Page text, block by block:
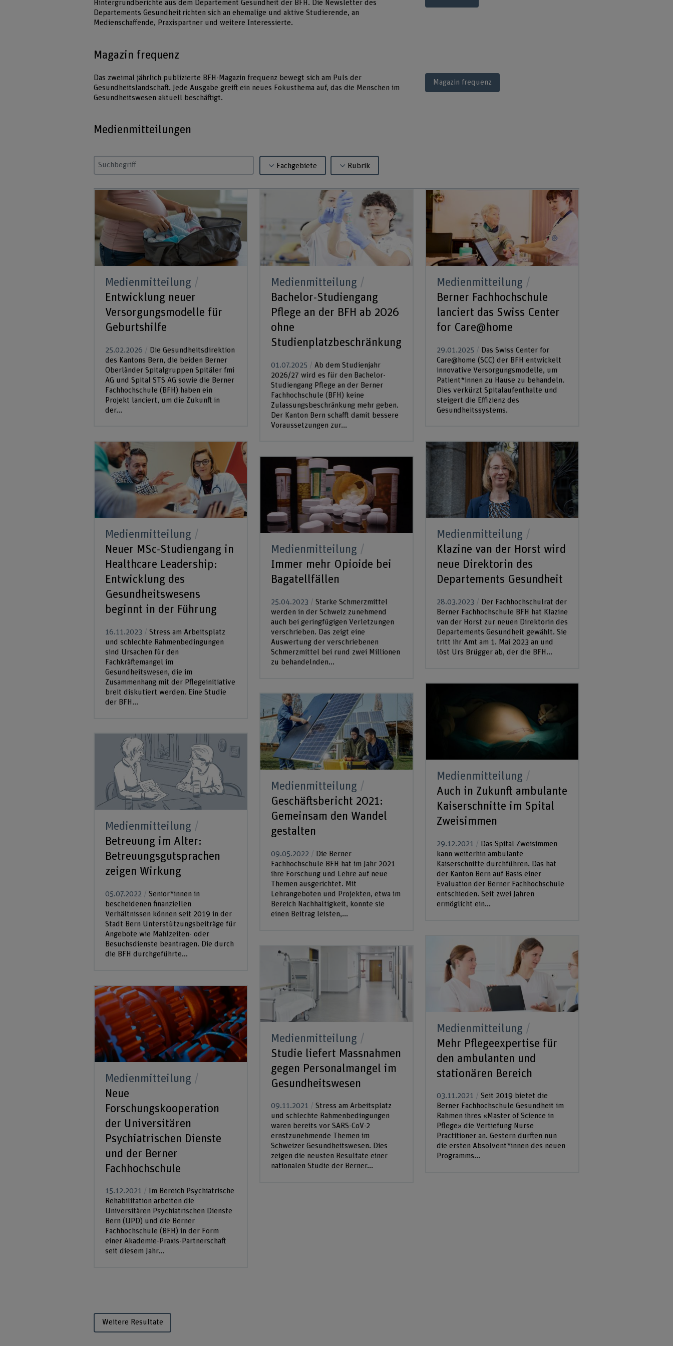
Hintergrundberichte aus dem Departement Gesundheit der BFH. Die Newsletter des
Departements Gesundheit richten sich an ehemalige und aktive Studierende, an
Medienschaffende, Praxispartner und weitere Interessierte.
Magazin frequenz
Das zweimal jährlich publizierte BFH-Magazin frequenz bewegt sich am Puls der
Gesundheitslandschaft. Jede Ausgabe greift ein neues Fokusthema auf, das die Menschen im
Gesundheitswesen aktuell beschäftigt.
Magazin frequenz
Medienmitteilungen
Suchbegriff eingeben Fachgebiete Rubrik
Medienmitteilung
Entwicklung neuer
Versorgungsmodelle für
Geburtshilfe
25.02.2026
Die Gesundheitsdirektion
des Kantons Bern, die beiden Berner
Oberländer Spitalgruppen Spitäler fmi
AG und Spital STS AG sowie die Berner
Fachhochschule (BFH) haben ein
Projekt lanciert, um die Zukunft in
der...
Medienmitteilung
Neuer MSc-Studiengang in
Healthcare Leadership:
Entwicklung des
Gesundheitswesens
beginnt in der Führung
16.11.2023
Stress am Arbeitsplatz
und schlechte Rahmenbedingungen
sind Ursachen für den
Fachkräftemangel im
Gesundheitswesen, die im
Zusammenhang mit der Pflegeinitiative
breit diskutiert werden. Eine Studie
der BFH...
Medienmitteilung
Betreuung im Alter:
Betreuungsgutsprachen
zeigen Wirkung
05.07.2022
Senior*innen in
bescheidenen finanziellen
Verhältnissen können seit 2019 in der
Stadt Bern Unterstützungsbeiträge für
Angebote wie Mahlzeiten- oder
Besuchsdienste beantragen. Die durch
die BFH durchgeführte...
Medienmitteilung
Neue
Forschungskooperation
der Universitären
Psychiatrischen Dienste
und der Berner
Fachhochschule
15.12.2021
Im Bereich Psychiatrische
Rehabilitation arbeiten die
Universitären Psychiatrischen Dienste
Bern (UPD) und die Berner
Fachhochschule (BFH) in der Form
einer Akademie-Praxis-Partnerschaft
seit diesem Jahr...
Medienmitteilung
Bachelor-Studiengang
Pflege an der BFH ab 2026
ohne
Studienplatzbeschränkung
01.07.2025
Ab dem Studienjahr
2026/27 wird es für den Bachelor-
Studiengang Pflege an der Berner
Fachhochschule (BFH) keine
Zulassungsbeschränkung mehr geben.
Der Kanton Bern schafft damit bessere
Voraussetzungen zur...
Medienmitteilung
Immer mehr Opioide bei
Bagatellfällen
25.04.2023
Starke Schmerzmittel
werden in der Schweiz zunehmend
auch bei geringfügigen Verletzungen
verschrieben. Das zeigt eine
Auswertung der verschriebenen
Schmerzmittel bei rund zwei Millionen
zu behandelnden...
Medienmitteilung
Geschäftsbericht 2021:
Gemeinsam den Wandel
gestalten
09.05.2022
Die Berner
Fachhochschule BFH hat im Jahr 2021
ihre Forschung und Lehre auf neue
Themen ausgerichtet. Mit
Lehrangeboten und Projekten, etwa im
Bereich Nachhaltigkeit, konnte sie
einen Beitrag leisten,...
Medienmitteilung
Studie liefert Massnahmen
gegen Personalmangel im
Gesundheitswesen
09.11.2021
Stress am Arbeitsplatz
und schlechte Rahmenbedingungen
waren bereits vor SARS-CoV-2
ernstzunehmende Themen im
Schweizer Gesundheitswesen. Dies
zeigen die neusten Resultate einer
nationalen Studie der Berner...
Medienmitteilung
Berner Fachhochschule
lanciert das Swiss Center
for Care@home
29.01.2025
Das Swiss Center for
Care@home (SCC) der BFH entwickelt
innovative Versorgungsmodelle, um
Patient*innen zu Hause zu behandeln.
Dies verkürzt Spitalaufenthalte und
steigert die Effizienz des
Gesundheitssystems.
Medienmitteilung
Klazine van der Horst wird
neue Direktorin des
Departements Gesundheit
28.03.2023
Der Fachhochschulrat der
Berner Fachhochschule BFH hat Klazine
van der Horst zur neuen Direktorin des
Departements Gesundheit gewählt. Sie
tritt ihr Amt am 1. Mai 2023 an und
löst Urs Brügger ab, der die BFH...
Medienmitteilung
Auch in Zukunft ambulante
Kaiserschnitte im Spital
Zweisimmen
29.12.2021
Das Spital Zweisimmen
kann weiterhin ambulante
Kaiserschnitte durchführen. Das hat
der Kanton Bern auf Basis einer
Evaluation der Berner Fachhochschule
entschieden. Seit zwei Jahren
ermöglicht ein...
Medienmitteilung
Mehr Pflegeexpertise für
den ambulanten und
stationären Bereich
03.11.2021
Seit 2019 bietet die
Berner Fachhochschule Gesundheit im
Rahmen ihres «Master of Science in
Pflege» die Vertiefung Nurse
Practitioner an. Gestern durften nun
die ersten Absolvent*innen des neuen
Programms...
Weitere Resultate